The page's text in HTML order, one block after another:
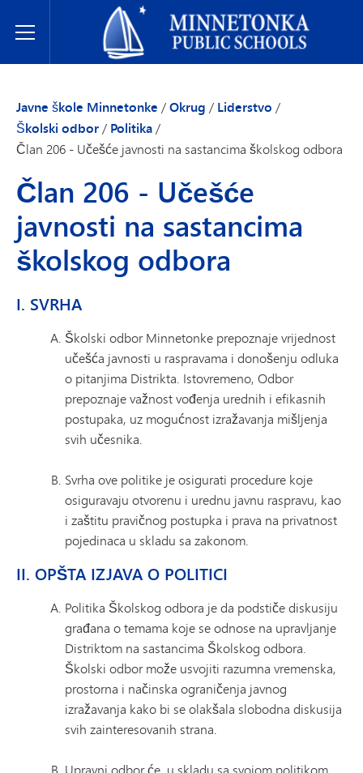
Toggle Menu
Javne škole Minnetonke
Javne škole Minnetonke /Okrug / Liderstvo /
Školski odbor/ Politika/
Član 206 - Učešće javnosti na sastancima školskog odbora
Član 206 - Učešće
javnosti na sastancima
školskog odbora
I. SVRHA
Školski odbor Minnetonke prepoznaje vrijednost
učešća javnosti u raspravama i donošenju odluka
o pitanjima Distrikta. Istovremeno, Odbor
prepoznaje važnost vođenja urednih i efikasnih
postupaka, uz mogućnost izražavanja mišljenja
svih učesnika.
Svrha ove politike je osigurati procedure koje
osiguravaju otvorenu i urednu javnu raspravu, kao
i zaštitu pravičnog postupka i prava na privatnost
pojedinaca u skladu sa zakonom.
II. OPŠTA IZJAVA O POLITICI
Politika Školskog odbora je da podstiče diskusiju
građana o temama koje se odnose na upravljanje
Distriktom na sastancima Školskog odbora.
Školski odbor može usvojiti razumna vremenska,
prostorna i načinska ograničenja javnog
izražavanja kako bi se olakšala slobodna diskusija
svih zainteresovanih strana.